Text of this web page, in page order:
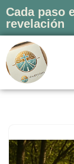
al
contenido
Cada paso
revelación